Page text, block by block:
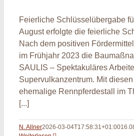
Feierliche Schlüsselübergabe
August erfolgte die feierliche
Nach dem positiven
im Frühjahr 2023 die
SAULIS – Spektakuläres
Supervulkanzentrum. Mit
ehemalige Rennpferdestall im
[...]
N. Allner2026-03-04T17:58:31+01:00